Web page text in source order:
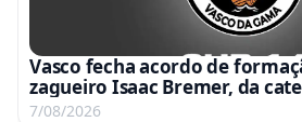
Vasco fecha acordo de
zagueiro Isaac Bremer, da
7/08/2026